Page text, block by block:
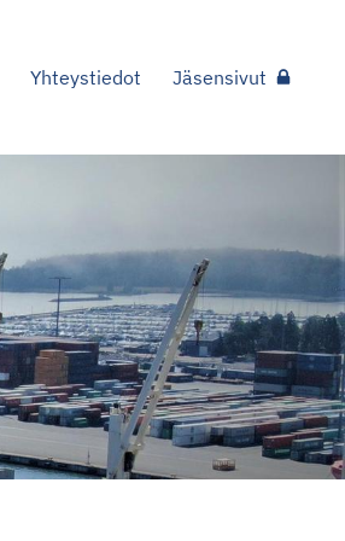
Yhteystiedot Jäsensivut